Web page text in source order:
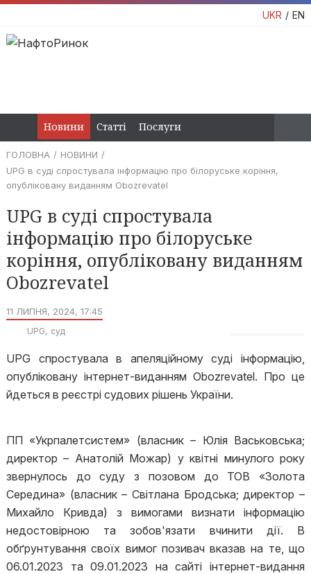
UKR EN
Новини Статті Послуги
ГОЛОВНА
НОВИНИ
UPG в суді спростувала інформацію про білоруське коріння,
опубліковану виданням Obozrevatel
UPG в суді спростувала
інформацію про білоруське
коріння, опубліковану виданням
Obozrevatel
11 ЛИПНЯ, 2024, 17:45
UPG суд
UPG спростувала в апеляційному суді інформацію,
опубліковану інтернет-виданням Obozrevatel. Про це
йдеться в реєстрі судових рішень України.
ПП «Укрпалетсистем» (власник – Юлія Васьковська;
директор – Анатолій Можар) у квітні минулого року
звернулось до суду з позовом до ТОВ «Золота
Середина» (власник – Світлана Бродська; директор –
Михайло Кривда) з вимогами визнати інформацію
недостовірною та зобов'язати вчинити дії. В
обґрунтування своїх вимог позивач вказав на те, що
06.01.2023 та 09.01.2023 на сайті інтернет-видання